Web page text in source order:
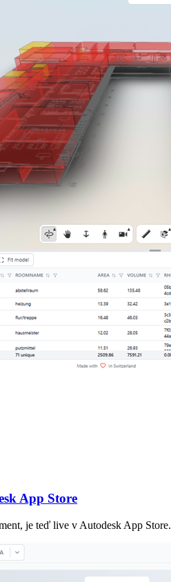
App Store
je teď live v Autodesk App Store.